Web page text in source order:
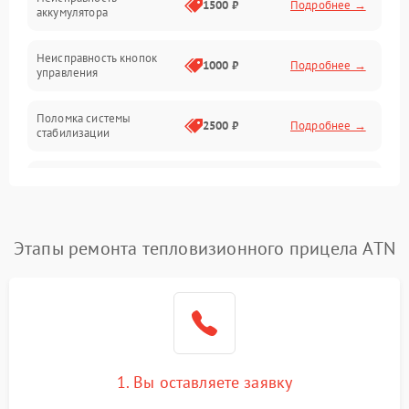
аккумулятора
1500 ₽ Подробнее →
Неисправность кнопок
управления
1000 ₽ Подробнее →
Поломка системы
стабилизации
2500 ₽ Подробнее →
Wi-Fi
1500 ₽ Подробнее →
2000 ₽
1500 ₽
Этапы ремонта тепловизионного прицела ATN
1. Вы оставляете заявку